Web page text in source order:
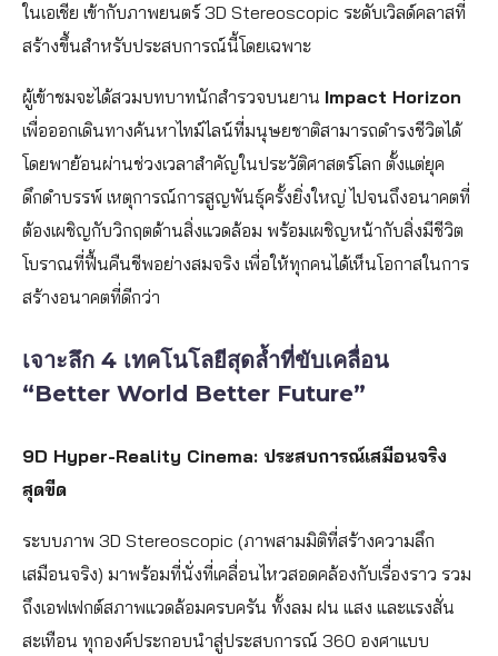
ในเอเชีย เข้ากับภาพยนตร์ 3D Stereoscopic ระดับเวิลด์คลาสที่
สร้างขึ้นสำหรับประสบการณ์นี้โดยเฉพาะ
ผู้เข้าชมจะได้สวมบทบาทนักสำรวจบนยาน Impact Horizon
เพื่อออกเดินทางค้นหาไทม์ไลน์ที่มนุษยชาติสามารถดำรงชีวิตได้
โดยพาย้อนผ่านช่วงเวลาสำคัญในประวัติศาสตร์โลก ตั้งแต่ยุค
ดึกดำบรรพ์ เหตุการณ์การสูญพันธุ์ครั้งยิ่งใหญ่ ไปจนถึงอนาคตที่
ต้องเผชิญกับวิกฤตด้านสิ่งแวดล้อม พร้อมเผชิญหน้ากับสิ่งมีชีวิต
โบราณที่ฟื้นคืนชีพอย่างสมจริง เพื่อให้ทุกคนได้เห็นโอกาสในการ
สร้างอนาคตที่ดีกว่า
เจาะลึก 4 เทคโนโลยีสุดล้ำที่ขับเคลื่อน
“Better World Better Future”
9D Hyper-Reality Cinema: ประสบการณ์เสมือนจริง
สุดขีด
ระบบภาพ 3D Stereoscopic (ภาพสามมิติที่สร้างความลึก
เสมือนจริง) มาพร้อมที่นั่งที่เคลื่อนไหวสอดคล้องกับเรื่องราว รวม
ถึงเอฟเฟกต์สภาพแวดล้อมครบครัน ทั้งลม ฝน แสง และแรงสั่น
สะเทือน ทุกองค์ประกอบนำสู่ประสบการณ์ 360 องศาแบบ